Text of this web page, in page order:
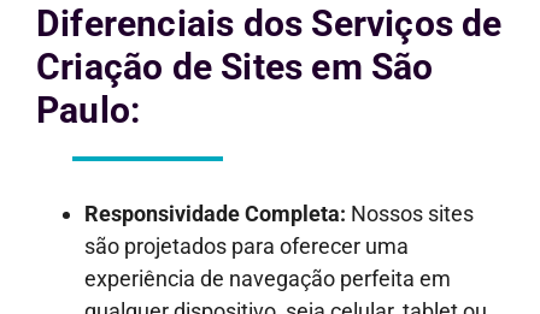
Diferenciais dos Serviços de
Criação de Sites em São
Paulo:
Responsividade Completa: Nossos sites
são projetados para oferecer uma
experiência de navegação perfeita em